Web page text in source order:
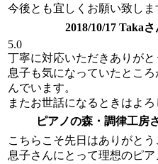
今後とも宜しくお願い致しま
2018/10/17 Taka
5.0
丁寧に対応いただきありがと
息子も気になっていたとこ
んでいます。
またお世話になるときはよろ
ピアノの森・調律工房
こちらこそ先日はありがとう
息子さんにとって理想のピ